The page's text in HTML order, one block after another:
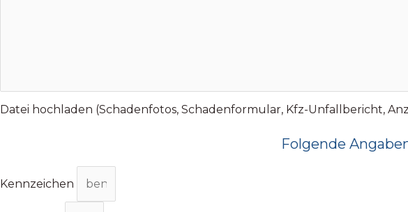
Datei hochladen (Schadenfotos, Schadenformular, Kfz-Unfallbericht,
Folgende
Kennzeichen